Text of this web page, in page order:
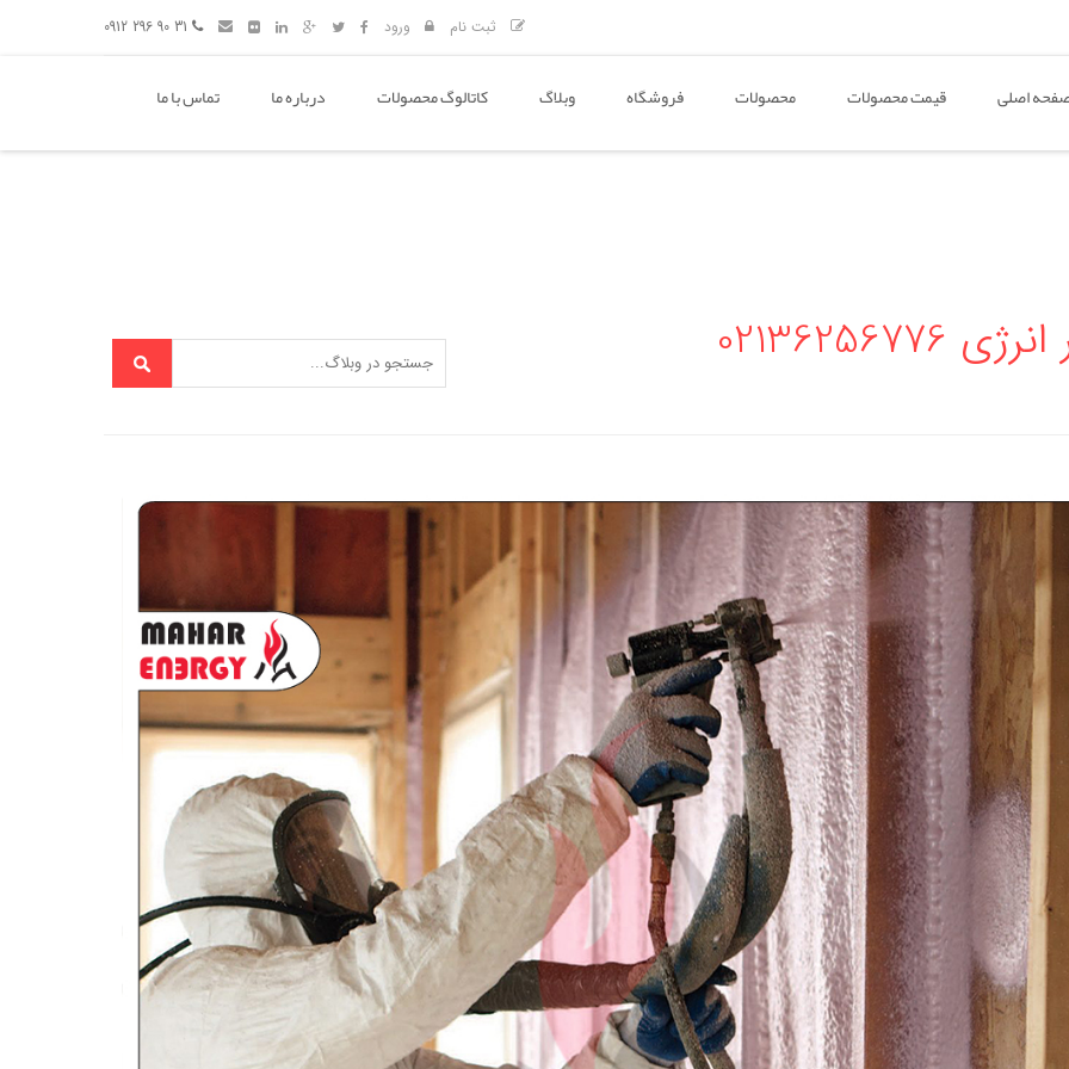
ثبت نام ورود
اصلی قیمت محصولات محصولات فروشگاه وبلاگ کاتالوگ محصولات درباره ما تماس با ما